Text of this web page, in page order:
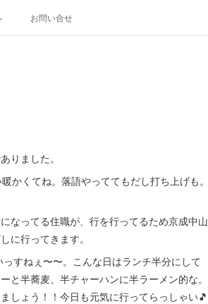
お問い合せ
りました。
かくてね。落語やっててもだし打ち上げも。
なってる住職が、行を行ってるため京成中山
に行ってきます。
すねぇ〜〜。こんな日はランチ半分にして
半蕎麦、半チャーハンに半ラーメン的な。
しょう！！今日も元気に行ってらっしゃい🎵